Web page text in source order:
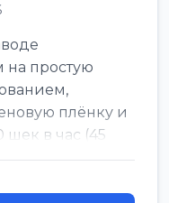
на простую
плёнку и
шек в час (45